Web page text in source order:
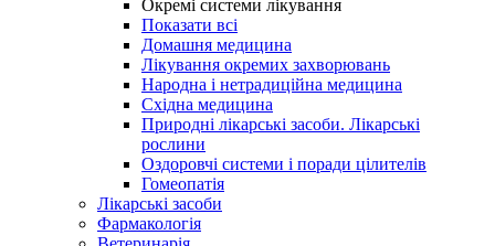
Окремі системи лікування
Показати всі
Домашня медицина
Лікування окремих захворювань
Народна і нетрадиційна медицина
Східна медицина
Природні лікарські засоби. Лікарські
рослини
Оздоровчі системи і поради цілителів
Гомеопатія
Лікарські засоби
Фармакологія